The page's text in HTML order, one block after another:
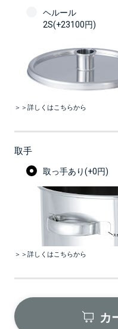
ヘルール
2S(+23100円)
＞＞詳しくはこちらから
取手
取っ手あり(+0円)
＞＞詳しくはこちらから
カ